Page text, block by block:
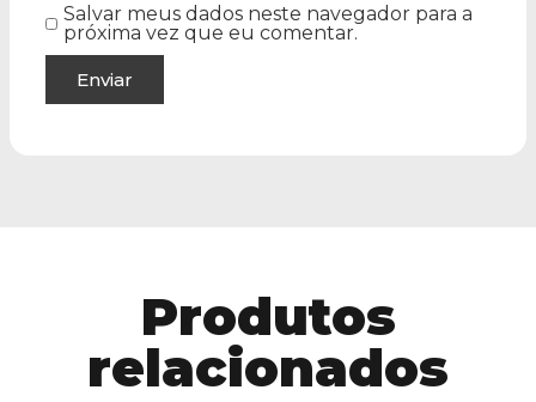
Salvar meus dados neste navegador para a
próxima vez que eu comentar.
Produtos
relacionados